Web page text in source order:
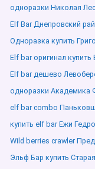
одноразки Николая
Elf Bar Днепровский
Одноразка купить
Elf bar оригинал
Elf bar дешево
одноразки Академика
elf bar combo
купить elf bar Ежи
Wild berries crawler
Эльф Бар купить